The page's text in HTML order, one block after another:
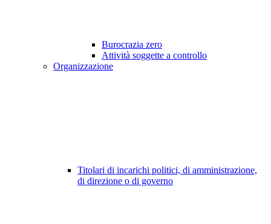
Burocrazia zero
Attività soggette a controllo
Organizzazione
Titolari di incarichi politici, di amministrazione,
di direzione o di governo